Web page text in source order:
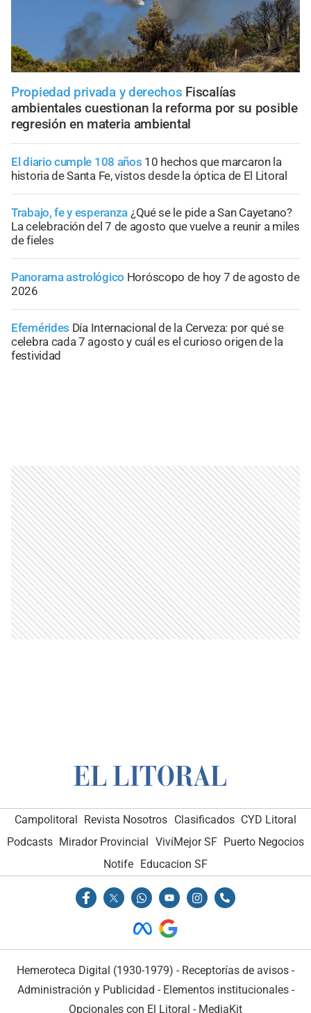
Propiedad privada y derechos Fiscalías
ambientales cuestionan la reforma por su posible
regresión en materia ambiental
El diario cumple 108 años 10 hechos que marcaron la
historia de Santa Fe, vistos desde la óptica de El Litoral
Trabajo, fe y esperanza ¿Qué se le pide a San Cayetano?
La celebración del 7 de agosto que vuelve a reunir a miles
de fieles
Panorama astrológico Horóscopo de hoy 7 de agosto de
2026
Efemérides Día Internacional de la Cerveza: por qué se
celebra cada 7 agosto y cuál es el curioso origen de la
festividad
Campolitoral Revista Nosotros Clasificados CYD Litoral
Podcasts Mirador Provincial VivíMejor SF Puerto Negocios
Notife Educacion SF
Hemeroteca Digital (1930-1979) - Receptorías de avisos -
Administración y Publicidad - Elementos institucionales-
Opcionales con El Litoral - MediaKit